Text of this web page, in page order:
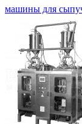
машины для